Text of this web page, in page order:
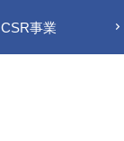
CSR事業